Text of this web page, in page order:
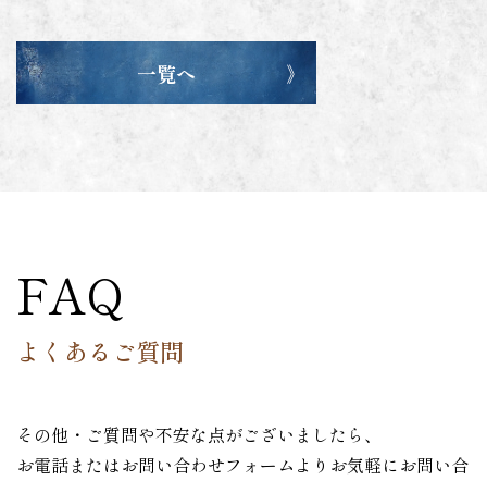
一覧へ
FAQ
よくあるご質問
その他・ご質問や不安な点がございましたら、
お電話またはお問い合わせフォームよりお気軽にお問い合